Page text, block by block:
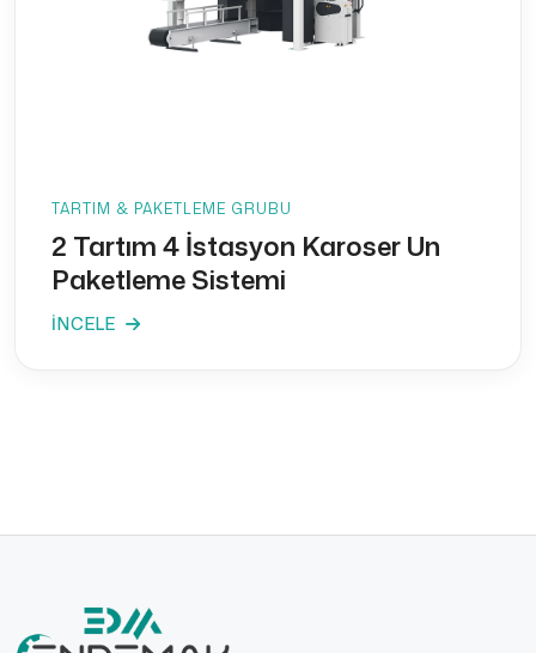
TARTIM & PAKETLEME GRUBU
2 Tartım 4 İstasyon Karoser Un
Paketleme Sistemi
İNCELE